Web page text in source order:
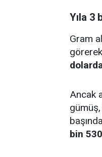
Yıla 3
Gram
Ancak
gümüş,
bin